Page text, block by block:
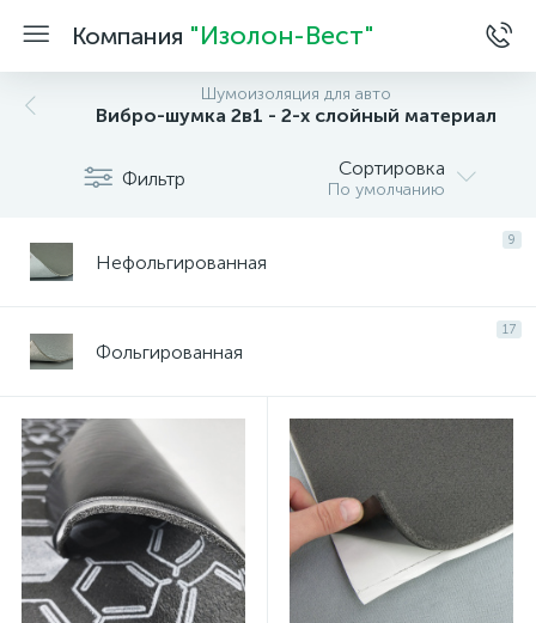
Компания "Изолон-Вест"
Шумоизоляция для авто
Вибро-шумка 2в1 - 2-х слойный материал
Фильтр Сортировка
По умолчанию
9
Нефольгированная
17
Фольгированная